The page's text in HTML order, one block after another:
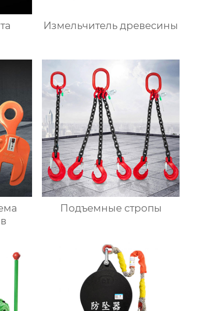
Измельчитель древесины
Подъемные стропы